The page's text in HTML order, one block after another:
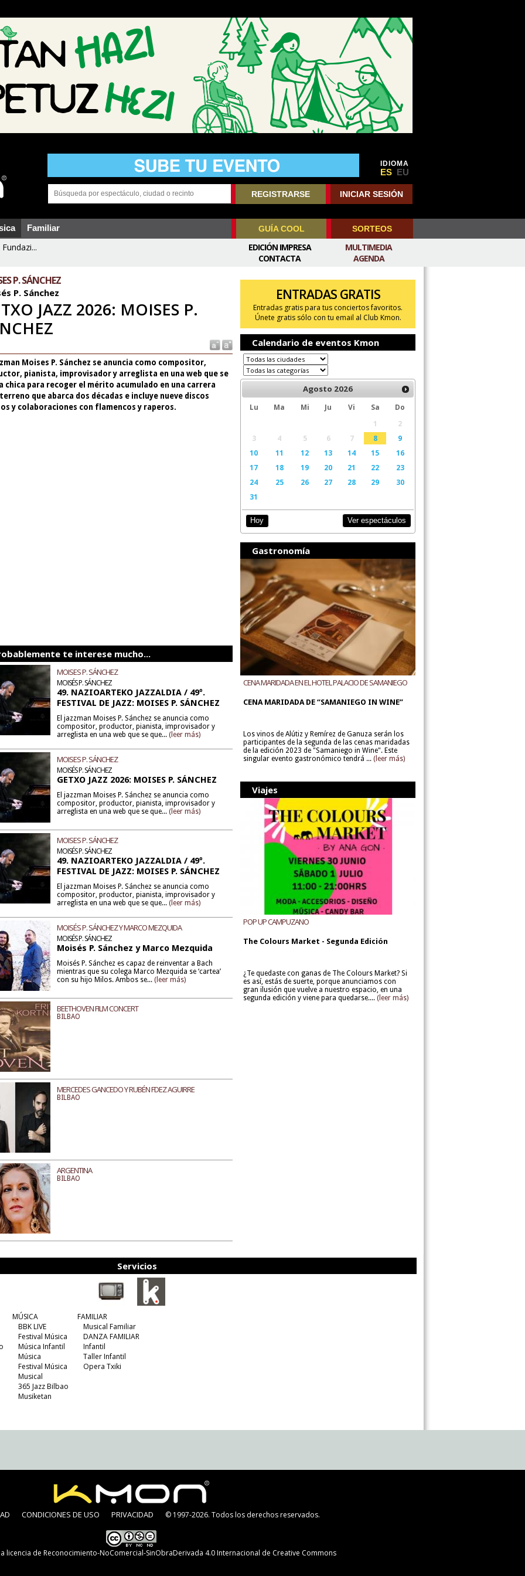
IDIOMA
ES EU
REGISTRARSE INICIAR SESIÓN
Familiar GUÍA COOL SORTEOS
MULTIMEDIA
AGENDA
EDICIÓN IMPRESA
CONTACTA
P. SÁNCHEZ
P. Sánchez
JAZZ 2026: MOISES P.
Moises P. Sánchez se anuncia como compositor,
pianista, improvisador y arreglista en una web que se
chica para recoger el mérito acumulado en una carrera
que abarca dos décadas e incluye nueve discos
y colaboraciones con flamencos y raperos.
te interese mucho...
MOISES P. SÁNCHEZ
MOISÉS P. SÁNCHEZ
49. NAZIOARTEKO JAZZALDIA / 49º.
FESTIVAL DE JAZZ: MOISES P. SÁNCHEZ
El jazzman Moises P. Sánchez se anuncia como
compositor, productor, pianista, improvisador y
arreglista en una web que se que...(leer más)
MOISES P. SÁNCHEZ
MOISÉS P. SÁNCHEZ
GETXO JAZZ 2026: MOISES P. SÁNCHEZ
El jazzman Moises P. Sánchez se anuncia como
compositor, productor, pianista, improvisador y
arreglista en una web que se que...(leer más)
MOISES P. SÁNCHEZ
MOISÉS P. SÁNCHEZ
49. NAZIOARTEKO JAZZALDIA / 49º.
FESTIVAL DE JAZZ: MOISES P. SÁNCHEZ
El jazzman Moises P. Sánchez se anuncia como
compositor, productor, pianista, improvisador y
arreglista en una web que se que...(leer más)
MOISÉS P. SÁNCHEZ Y MARCO MEZQUIDA
MOISÉS P. SÁNCHEZ
Moisés P. Sánchez y Marco Mezquida
Moisés P. Sánchez es capaz de reinventar a Bach
mientras que su colega Marco Mezquida se ‘cartea’
con su hijo Milos. Ambos se...(leer más)
BEETHOVEN FILM CONCERT
BILBAO
MERCEDES GANCEDO Y RUBÉN FDEZ AGUIRRE
BILBAO
ARGENTINA
BILBAO
ENTRADAS GRATIS
Entradas gratis para tus conciertos favoritos.
Únete gratis sólo con tu email al Club Kmon.
Calendario de eventos Kmon
Agosto 2026
Lu Ma Mi Ju Vi Sa
Do
1
2
3
4 5 6 7 8
9
10
11 12 13 14 15
16
17
18 19 20 21 22
23
24
25 26 27 28 29
30
31
Hoy Ver espectáculos
Gastronomía
CENA MARIDADA EN EL HOTEL PALACIO DE SAMANIEGO
CENA MARIDADA DE “SAMANIEGO IN WINE”
Los vinos de Alútiz y Remírez de Ganuza serán los
participantes de la segunda de las cenas maridadas
de la edición 2023 de "Samaniego in Wine". Este
singular evento gastronómico tendrá ... (leer más)
Viajes
POP UP CAMPUZANO
The Colours Market - Segunda Edición
¿Te quedaste con ganas de The Colours Market? Si
es así, estás de suerte, porque anunciamos con
gran ilusión que vuelve a nuestro espacio, en una
segunda edición y viene para quedarse.... (leer más)
Servicios
MÚSICA
BBK LIVE
Festival Música
Música Infantil
Música
Festival Música
Musical
365 Jazz Bilbao
Musiketan
FAMILIAR
Musical Familiar
DANZA FAMILIAR
Infantil
Taller Infantil
Opera Txiki
CONDICIONES DE USO PRIVACIDAD © 1997-2026. Todos los derechos reservados.
licencia de Reconocimiento-NoComercial-SinObraDerivada 4.0 Internacional de Creative Commons